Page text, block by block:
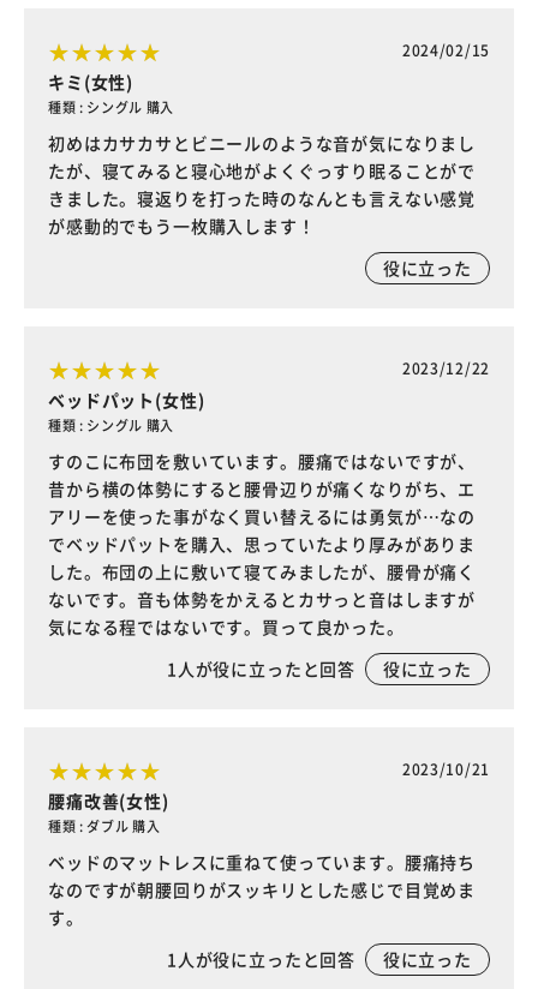
2024/02/15
キミ(女性)
種類 : シングル 購入
初めはカサカサとビニールのような音が気になりまし
たが、寝てみると寝心地がよくぐっすり眠ることがで
きました。寝返りを打った時のなんとも言えない感覚
が感動的でもう一枚購入します！
役に立った
2023/12/22
ベッドパット(女性)
種類 : シングル 購入
すのこに布団を敷いています。腰痛ではないですが、
昔から横の体勢にすると腰骨辺りが痛くなりがち、エ
アリーを使った事がなく買い替えるには勇気が…なの
でベッドパットを購入、思っていたより厚みがありま
した。布団の上に敷いて寝てみましたが、腰骨が痛く
ないです。音も体勢をかえるとカサっと音はしますが
気になる程ではないです。買って良かった。
1人が役に立ったと回答 役に立った
2023/10/21
腰痛改善(女性)
種類 : ダブル 購入
ベッドのマットレスに重ねて使っています。腰痛持ち
なのですが朝腰回りがスッキリとした感じで目覚めま
す。
1人が役に立ったと回答 役に立った